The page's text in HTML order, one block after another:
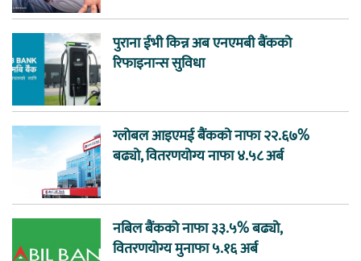
पुराना ईभी किन्न अब एनएमबी बैंकको
रिफाइनान्स सुविधा
ग्लोबल आइएमई बैंकको नाफा २२.६७%
बढ्यो, वितरणयोग्य नाफा ४.५८ अर्ब
नबिल बैंकको नाफा ३३.५% बढ्यो,
वितरणयोग्य मुनाफा ५.१६ अर्ब